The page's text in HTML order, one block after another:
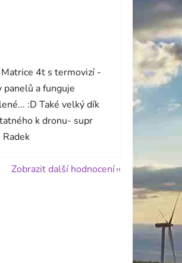
hvězdiček.
4t s termovizí -
a funguje
:D Také velký dík
k dronu- supr
Zobrazit další hodnocení